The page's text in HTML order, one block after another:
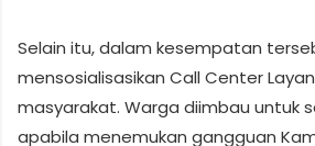
Selain itu, dalam kesempatan
mensosialisasikan Call Center
masyarakat. Warga diimbau untuk
apabila menemukan gangguan